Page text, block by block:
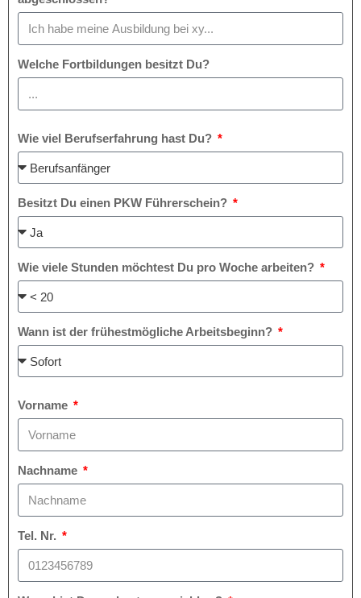
Welche Fortbildungen besitzt Du?
Wie viel Berufserfahrung hast Du?
Besitzt Du einen PKW Führerschein?
Wie viele Stunden möchtest Du pro Woche arbeiten?
Wann ist der frühestmögliche Arbeitsbeginn?
Vorname
Nachname
Tel. Nr.